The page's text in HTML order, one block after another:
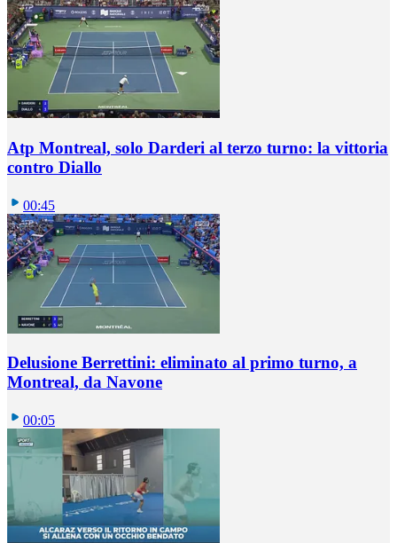
Atp Montreal, solo Darderi al terzo turno: la vittoria
contro Diallo
00:45
Delusione Berrettini: eliminato al primo turno, a
Montreal, da Navone
00:05